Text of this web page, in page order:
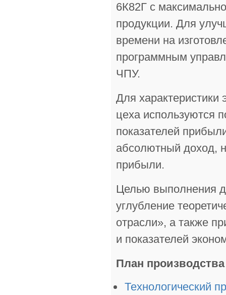
6К82Г с
продукции. Для
времени на
программным
ЧПУ.
Для характеристики
цеха используются
показателей
абсолютный доход,
прибыли.
Целью выполнения
углубление
отрасли», а также
и показателей
План производства
Технологический